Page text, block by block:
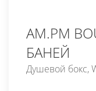
AM.PM
БАНЕЙ
Душевой бокс,